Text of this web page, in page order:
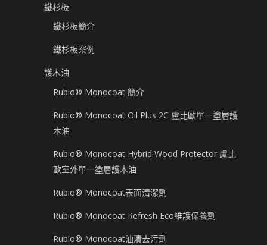
鐵杉板
鐵杉板簡介
鐵杉板案例
護木油
Rubio® Monocoat 簡介
Rubio® Monocoat Oil Plus 2C 盧比歐單一塗層護
木油
Rubio® Monocoat Hybrid Wood Protector 盧比
歐室外單一塗層護木油
Rubio® Monocoat表面清潔劑
Rubio® Monocoat Refresh Eco維護保養劑
Rubio® Monocoat油漬去污劑